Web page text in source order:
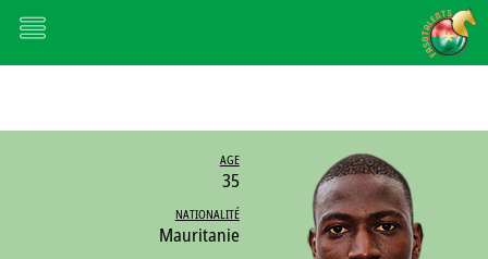
AGE
35
NATIONALITÉ
Mauritanie